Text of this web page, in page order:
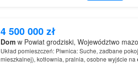
4 500 000 zł
Domw Powiat grodziski, Województwo
Układ pomieszczeń: Piwnica: Suche, zadbane
mieszkalnej), kotłownia, pralnia, osobne wyjście na